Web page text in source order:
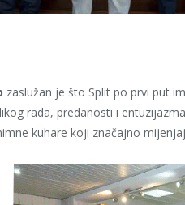
zaslužan je što Split po prvi put
rada, predanosti i
kuhare koji značajno